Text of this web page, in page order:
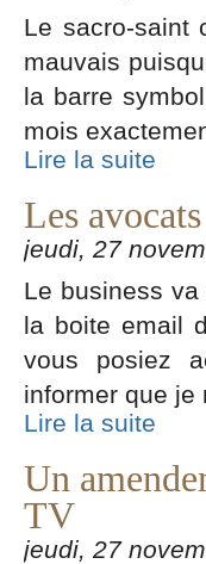
Le sacro-saint
mauvais
la barre
mois
Lire la suite
Les
jeudi, 27
Le business
la boite email
vous posiez
informer que je
Lire la suite
Un
TV
jeudi, 27